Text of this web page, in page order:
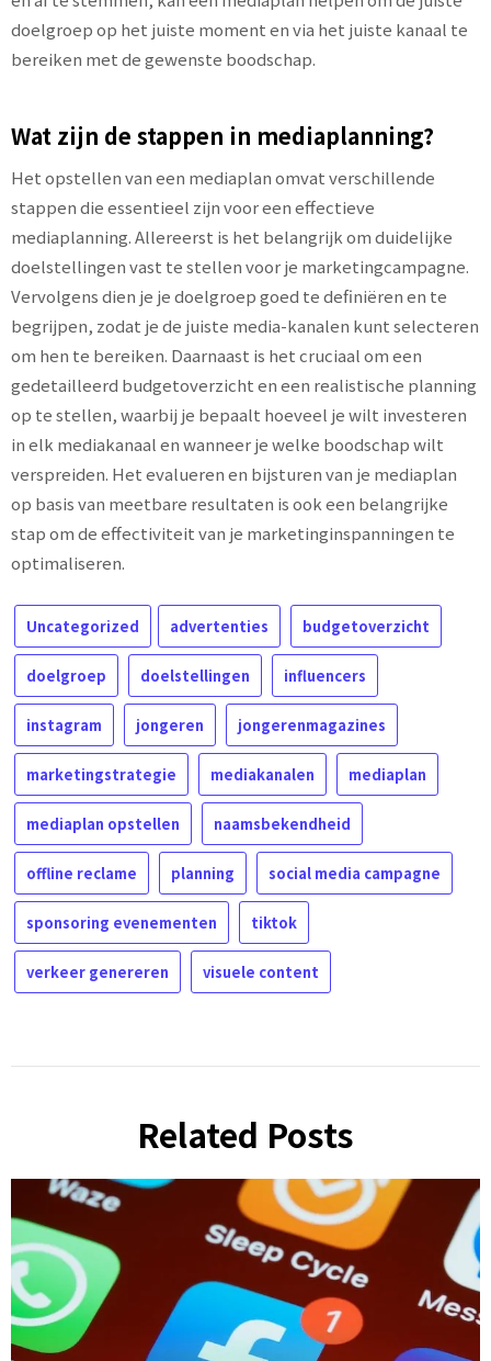
doelgroep op het juiste moment en via het juiste kanaal te
bereiken met de gewenste boodschap.
Wat zijn de stappen in mediaplanning?
Het opstellen van een mediaplan omvat verschillende
stappen die essentieel zijn voor een effectieve
mediaplanning. Allereerst is het belangrijk om duidelijke
doelstellingen vast te stellen voor je marketingcampagne.
Vervolgens dien je je doelgroep goed te definiëren en te
begrijpen, zodat je de juiste media-kanalen kunt selecteren
om hen te bereiken. Daarnaast is het cruciaal om een
gedetailleerd budgetoverzicht en een realistische planning
op te stellen, waarbij je bepaalt hoeveel je wilt investeren
in elk mediakanaal en wanneer je welke boodschap wilt
verspreiden. Het evalueren en bijsturen van je mediaplan
op basis van meetbare resultaten is ook een belangrijke
stap om de effectiviteit van je marketinginspanningen te
optimaliseren.
Uncategorized advertenties budgetoverzicht
doelgroep doelstellingen influencers
instagram jongeren jongerenmagazines
marketingstrategie mediakanalen mediaplan
mediaplan opstellen naamsbekendheid
offline reclame planning social media campagne
sponsoring evenementen tiktok
verkeer genereren visuele content
Related Posts